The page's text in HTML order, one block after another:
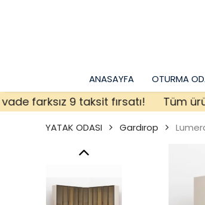
ANASAYFA OTURMA
farksız 9 taksit fırsatı! Tüm
YATAK ODASI Gardırop